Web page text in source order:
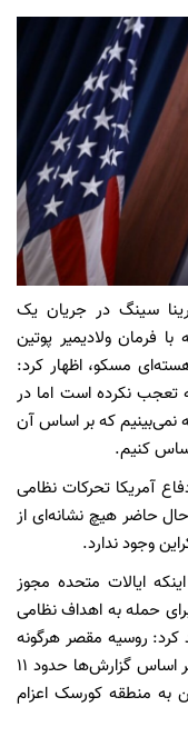
سینگ در جریان یک
فرمان ولادیمیر پوتین
مسکو، اظهار کرد:
تعجب نکرده است اما در
نمی‌بینیم که بر اساس آن
کنیم.
آمریکا تحرکات نظامی
حال حاضر هیچ نشانه‌ای از
وجود ندارد.
ایالات متحده مجوز
حمله به اهداف نظامی
روسیه مقصر هرگونه
تشدید تنش در درگیری اوکراین است چرا که بر اساس گزارش‌ها حدود ۱۱
به منطقه کورسک اعزام